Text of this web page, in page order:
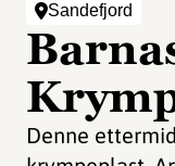
Sandefjord
Denne